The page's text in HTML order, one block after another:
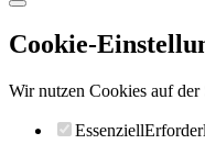
Cookie-
Wir nutzen Cookies auf der
Essenziell